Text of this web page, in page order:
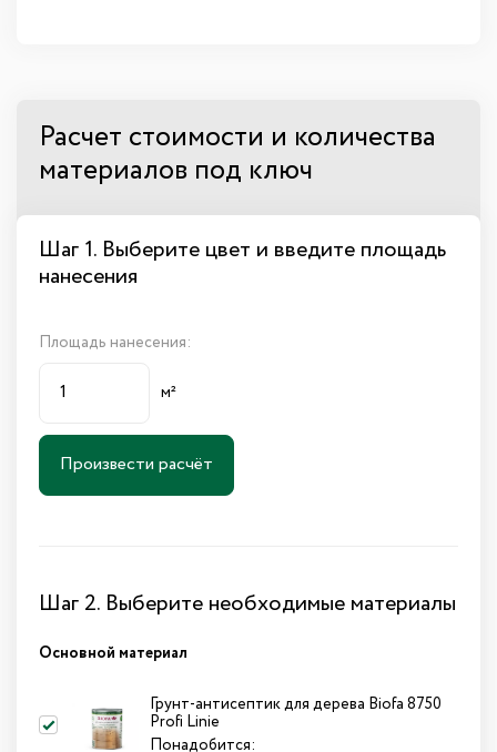
Расчет стоимости и количества
материалов под ключ
Шаг 1. Выберите цвет и введите площадь
нанесения
Площадь нанесения:
м²
Произвести расчёт
Шаг 2. Выберите необходимые материалы
Основной материал
Грунт-антисептик для дерева Biofa 8750
Profi Linie
Понадобится: